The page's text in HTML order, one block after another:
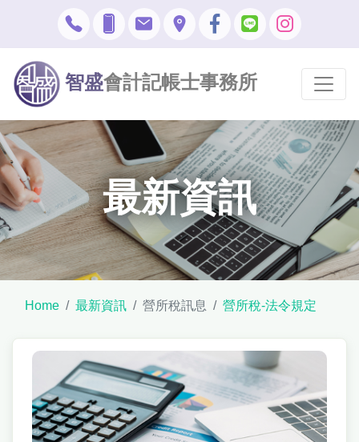
智盛會計記帳士事務所
最新資訊
Home 最新資訊 營所稅訊息 營所稅-法令規定